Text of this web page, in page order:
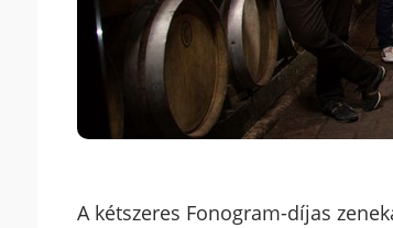
A kétszeres Fonogram-díjas